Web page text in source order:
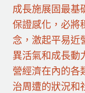
成長施展固最基
保證感化，必將
念，激起平易近
異活氣和成長動
營經濟在內的各
治周遭的狀況和